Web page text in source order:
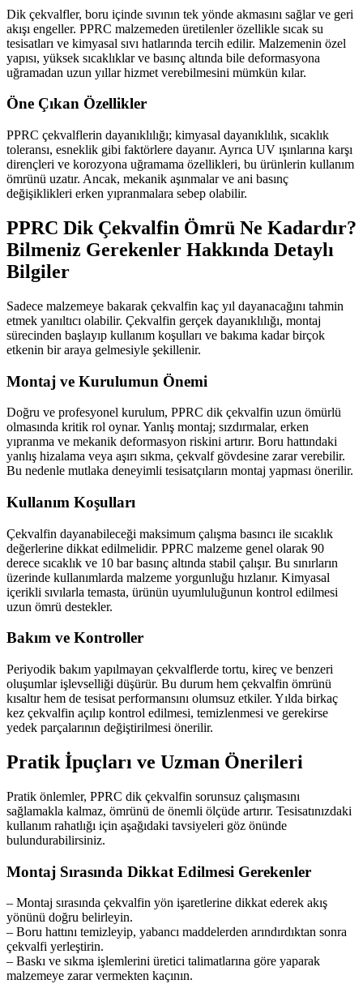
Dik çekvalfler, boru içinde sıvının tek yönde akmasını sağlar ve geri
akışı engeller. PPRC malzemeden üretilenler özellikle sıcak su
tesisatları ve kimyasal sıvı hatlarında tercih edilir. Malzemenin özel
yapısı, yüksek sıcaklıklar ve basınç altında bile deformasyona
uğramadan uzun yıllar hizmet verebilmesini mümkün kılar.
Öne Çıkan Özellikler
PPRC çekvalflerin dayanıklılığı; kimyasal dayanıklılık, sıcaklık
toleransı, esneklik gibi faktörlere dayanır. Ayrıca UV ışınlarına karşı
dirençleri ve korozyona uğramama özellikleri, bu ürünlerin kullanım
ömrünü uzatır. Ancak, mekanik aşınmalar ve ani basınç
değişiklikleri erken yıpranmalara sebep olabilir.
PPRC Dik Çekvalfin Ömrü Ne Kadardır?
Bilmeniz Gerekenler Hakkında Detaylı
Bilgiler
Sadece malzemeye bakarak çekvalfin kaç yıl dayanacağını tahmin
etmek yanıltıcı olabilir. Çekvalfin gerçek dayanıklılığı, montaj
sürecinden başlayıp kullanım koşulları ve bakıma kadar birçok
etkenin bir araya gelmesiyle şekillenir.
Montaj ve Kurulumun Önemi
Doğru ve profesyonel kurulum, PPRC dik çekvalfin uzun ömürlü
olmasında kritik rol oynar. Yanlış montaj; sızdırmalar, erken
yıpranma ve mekanik deformasyon riskini artırır. Boru hattındaki
yanlış hizalama veya aşırı sıkma, çekvalf gövdesine zarar verebilir.
Bu nedenle mutlaka deneyimli tesisatçıların montaj yapması önerilir.
Kullanım Koşulları
Çekvalfin dayanabileceği maksimum çalışma basıncı ile sıcaklık
değerlerine dikkat edilmelidir. PPRC malzeme genel olarak 90
derece sıcaklık ve 10 bar basınç altında stabil çalışır. Bu sınırların
üzerinde kullanımlarda malzeme yorgunluğu hızlanır. Kimyasal
içerikli sıvılarla temasta, ürünün uyumluluğunun kontrol edilmesi
uzun ömrü destekler.
Bakım ve Kontroller
Periyodik bakım yapılmayan çekvalflerde tortu, kireç ve benzeri
oluşumlar işlevselliği düşürür. Bu durum hem çekvalfin ömrünü
kısaltır hem de tesisat performansını olumsuz etkiler. Yılda birkaç
kez çekvalfin açılıp kontrol edilmesi, temizlenmesi ve gerekirse
yedek parçalarının değiştirilmesi önerilir.
Pratik İpuçları ve Uzman Önerileri
Pratik önlemler, PPRC dik çekvalfin sorunsuz çalışmasını
sağlamakla kalmaz, ömrünü de önemli ölçüde artırır. Tesisatınızdaki
kullanım rahatlığı için aşağıdaki tavsiyeleri göz önünde
bulundurabilirsiniz.
Montaj Sırasında Dikkat Edilmesi Gerekenler
– Montaj sırasında çekvalfin yön işaretlerine dikkat ederek akış
yönünü doğru belirleyin.
– Boru hattını temizleyip, yabancı maddelerden arındırdıktan sonra
çekvalfi yerleştirin.
– Baskı ve sıkma işlemlerini üretici talimatlarına göre yaparak
malzemeye zarar vermekten kaçının.